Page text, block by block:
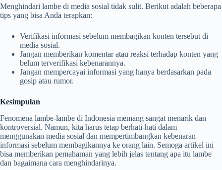
Menghindari lambe di media sosial tidak sulit. Berikut adalah beberapa
tips yang bisa Anda terapkan:
Verifikasi informasi sebelum membagikan konten tersebut di
media sosial.
Jangan memberikan komentar atau reaksi terhadap konten yang
belum terverifikasi kebenarannya.
Jangan mempercayai informasi yang hanya berdasarkan pada
gosip atau rumor.
Kesimpulan
Fenomena lambe-lambe di Indonesia memang sangat menarik dan
kontroversial. Namun, kita harus tetap berhati-hati dalam
menggunakan media sosial dan mempertimbangkan kebenaran
informasi sebelum membagikannya ke orang lain. Semoga artikel ini
bisa memberikan pemahaman yang lebih jelas tentang apa itu lambe
dan bagaimana cara menghindarinya.